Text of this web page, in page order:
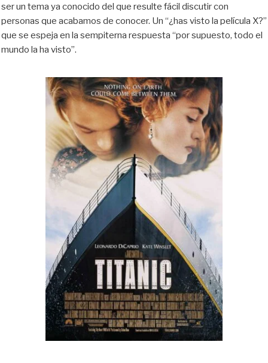
ser un tema ya conocido del que resulte fácil discutir con
personas que acabamos de conocer. Un “¿has visto la película X?”
que se espeja en la sempiterna respuesta “por supuesto, todo el
mundo la ha visto”.